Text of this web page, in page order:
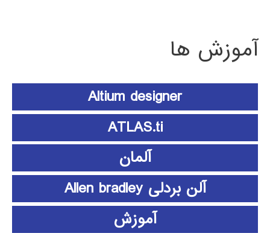
آموزش ها
Altium designer
ATLAS.ti
آلمان
آلن بردلی Allen bradley
آموزش